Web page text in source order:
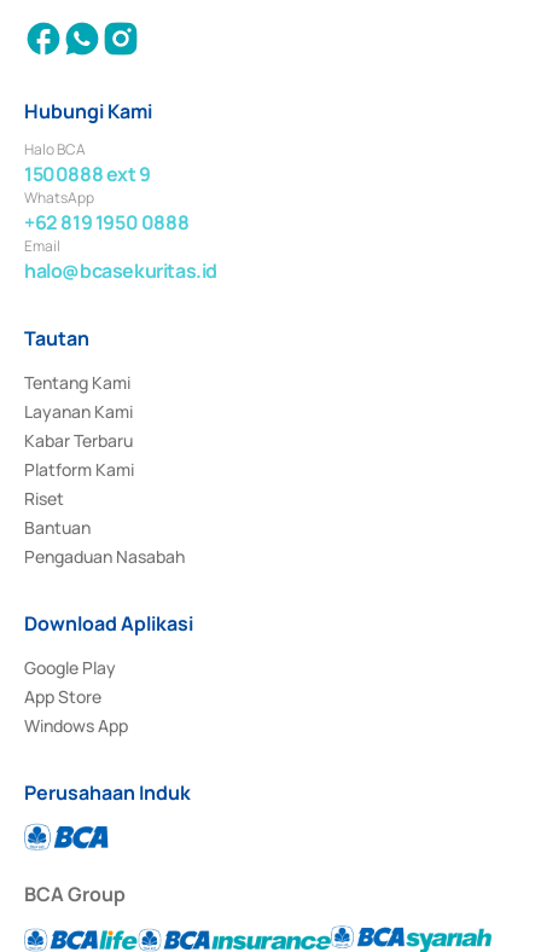
Hubungi Kami
Halo BCA
1500888 ext 9
WhatsApp
+62 819 1950 0888
Email
halo@bcasekuritas.id
Tautan
Tentang Kami
Layanan Kami
Kabar Terbaru
Platform Kami
Riset
Bantuan
Pengaduan Nasabah
Download Aplikasi
Google Play
App Store
Windows App
Perusahaan Induk
BCA Group